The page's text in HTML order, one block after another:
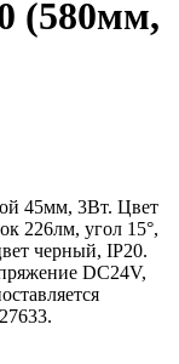
(580мм,
45мм, 3Вт. Цвет
226лм, угол 15°,
черный, IP20.
DC24V,